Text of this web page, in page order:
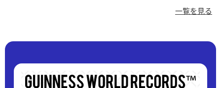
一覧を見る